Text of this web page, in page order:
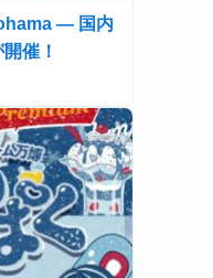
— 国内
催！